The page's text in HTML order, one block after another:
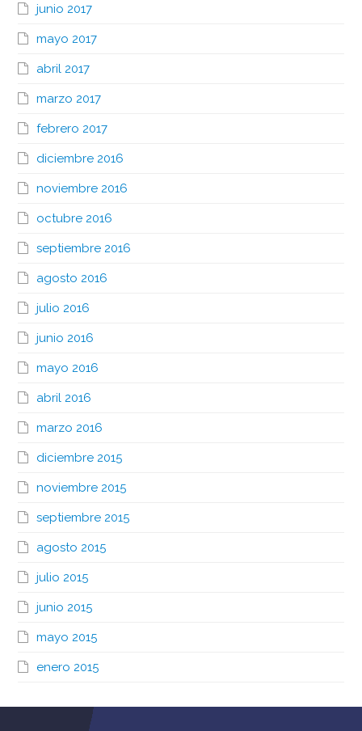
junio 2017
mayo 2017
abril 2017
marzo 2017
febrero 2017
diciembre 2016
noviembre 2016
octubre 2016
septiembre 2016
agosto 2016
julio 2016
junio 2016
mayo 2016
abril 2016
marzo 2016
diciembre 2015
noviembre 2015
septiembre 2015
agosto 2015
julio 2015
junio 2015
mayo 2015
enero 2015